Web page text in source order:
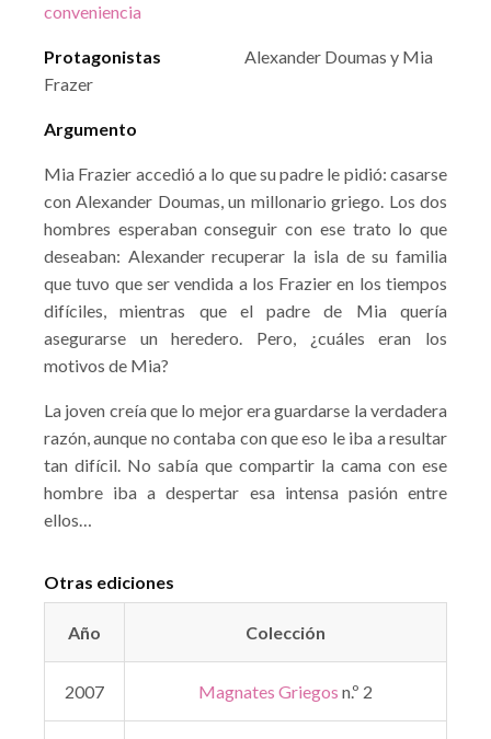
conveniencia
Protagonistas
Alexander Doumas y Mia
Frazer
Argumento
Mia Frazier accedió a lo que su padre le pidió: casarse
con Alexander Doumas, un millonario griego. Los dos
hombres esperaban conseguir con ese trato lo que
deseaban: Alexander recuperar la isla de su familia
que tuvo que ser vendida a los Frazier en los tiempos
difíciles, mientras que el padre de Mia quería
asegurarse un heredero. Pero, ¿cuáles eran los
motivos de Mia?
La joven creía que lo mejor era guardarse la verdadera
razón, aunque no contaba con que eso le iba a resultar
tan difícil. No sabía que compartir la cama con ese
hombre iba a despertar esa intensa pasión entre
ellos…
Otras ediciones
Año Colección
2007 Magnates Griegos n.º 2